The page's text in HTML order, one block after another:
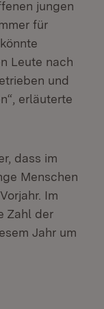
jungen
für
Leute nach
und
erläuterte
dass im
Menschen
Im
Zahl der
Jahr um